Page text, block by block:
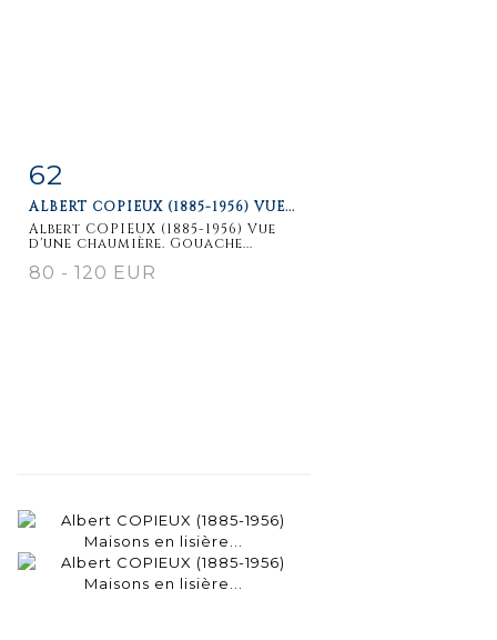
Item detail
62
ALBERT COPIEUX (1885-1956) VUE...
Albert COPIEUX (1885-1956) Vue
d'une chaumière. Gouache...
80 - 120 EUR